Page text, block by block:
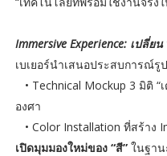
Immersive Experience: เปลี่ย
เบเยอร์นำเสนอประสบการณ์
• Technical Mockup 3 มิติ “
องศา
• Color Installation ที่สร้าง
เปิดมุมมองใหม่ของ “สี” ในฐา